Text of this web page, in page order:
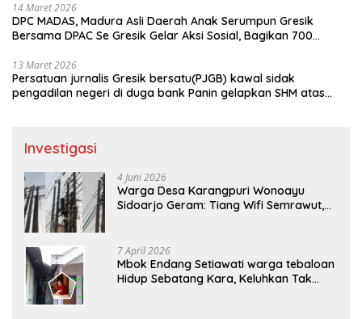
14 Maret 2026
DPC MADAS, Madura Asli Daerah Anak Serumpun Gresik
Bersama DPAC Se Gresik Gelar Aksi Sosial, Bagikan 700
13 Maret 2026
Persatuan jurnalis Gresik bersatu(PJGB) kawal sidak
pengadilan negeri di duga bank Panin gelapkan SHM atas
Investigasi
4 Juni 2026
Warga Desa Karangpuri Wonoayu
Sidoarjo Geram: Tiang Wifi Semrawut,
7 April 2026
Mbok Endang Setiawati warga tebaloan
Hidup Sebatang Kara, Keluhkan Tak